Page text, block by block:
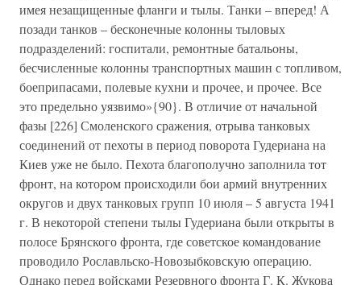
имея незащищенные фланги и тылы. Танки – вперед! А
позади танков – бесконечные колонны тыловых
подразделений: госпитали, ремонтные батальоны,
бесчисленные колонны транспортных машин с топливом,
боеприпасами, полевые кухни и прочее, и прочее. Все
это предельно уязвимо»{90}. В отличие от начальной
фазы [226] Смоленского сражения, отрыва танковых
соединений от пехоты в период поворота Гудериана на
Киев уже не было. Пехота благополучно заполнила тот
фронт, на котором происходили бои армий внутренних
округов и двух танковых групп 10 июля – 5 августа 1941
г. В некоторой степени тылы Гудериана были открыты в
полосе Брянского фронта, где советское командование
проводило Рославльско-Новозыбковскую операцию.
Однако перед войсками Резервного фронта Г. К. Жукова